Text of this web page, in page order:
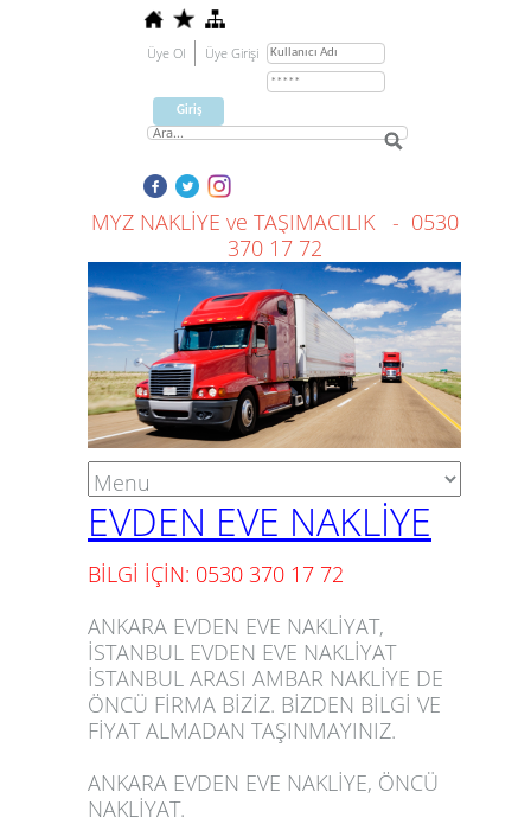
Üye Ol Üye Girişi
MYZ NAKLİYE ve TAŞIMACILIK - 0530
370 17 72
EVDEN EVE NAKLİYE
BİLGİ İÇİN: 0530 370 17 72
ANKARA EVDEN EVE NAKLİYAT,
İSTANBUL EVDEN EVE NAKLİYAT
İSTANBUL ARASI AMBAR NAKLİYE DE
ÖNCÜ FİRMA BİZİZ. BİZDEN BİLGİ VE
FİYAT ALMADAN TAŞINMAYINIZ.
ANKARA EVDEN EVE NAKLİYE, ÖNCÜ
NAKLİYAT.